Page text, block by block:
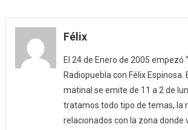
Félix
El 24 de Enero de 2005 empezó
Radiopuebla con Félix Espinosa.
matinal se emite de 11 a 2 de
tratamos todo tipo de temas, la
relacionados con la zona donde